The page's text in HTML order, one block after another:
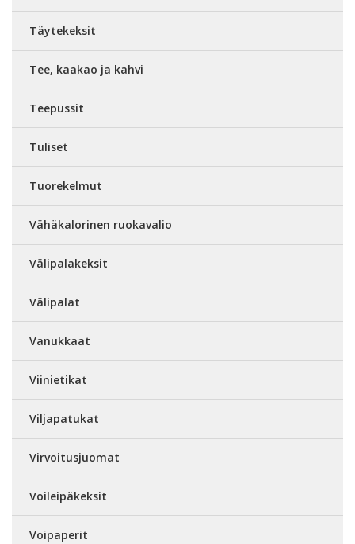
Täytekeksit
Tee, kaakao ja kahvi
Teepussit
Tuliset
Tuorekelmut
Vähäkalorinen ruokavalio
Välipalakeksit
Välipalat
Vanukkaat
Viinietikat
Viljapatukat
Virvoitusjuomat
Voileipäkeksit
Voipaperit